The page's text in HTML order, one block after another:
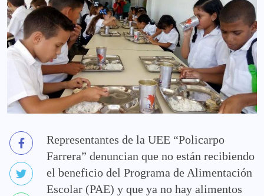
Representantes de la UEE “Policarpo
Farrera” denuncian que no están recibiendo
el beneficio del Programa de Alimentación
Escolar (PAE) y que ya no hay alimentos